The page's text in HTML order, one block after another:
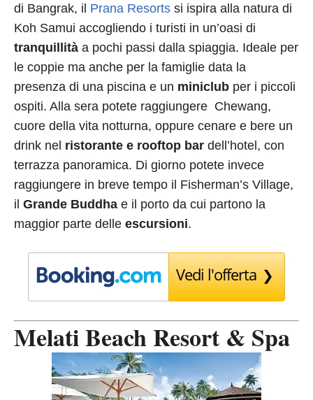
di Bangrak, il Prana Resorts si ispira alla natura di
Koh Samui accogliendo i turisti in un’oasi di
tranquillità a pochi passi dalla spiaggia. Ideale per
le coppie ma anche per la famiglie data la
presenza di una piscina e un miniclub per i piccoli
ospiti. Alla sera potete raggiungere Chewang,
cuore della vita notturna, oppure cenare e bere un
drink nel ristorante e rooftop bar dell’hotel, con
terrazza panoramica. Di giorno potete invece
raggiungere in breve tempo il Fisherman’s Village,
il Grande Buddha e il porto da cui partono la
maggior parte delle escursioni.
Vedi l'offerta
Melati Beach Resort & Spa